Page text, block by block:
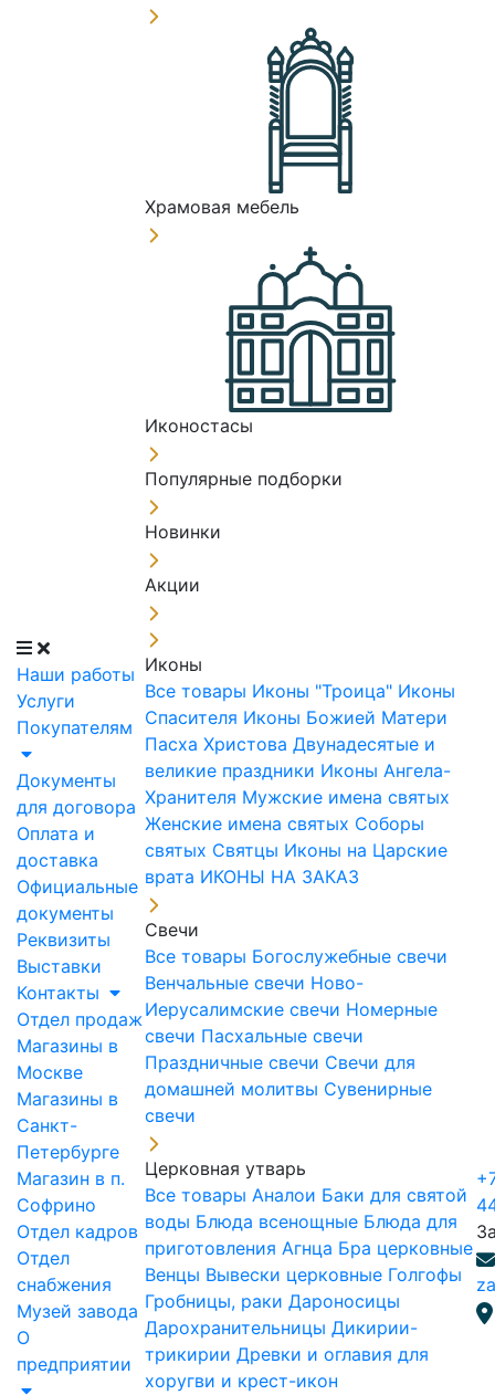
Наши работы
Услуги
Покупателям
Документы
для договора
Оплата и
доставка
Официальные
документы
Реквизиты
Выставки
Контакты
Отдел продаж
Магазины в
Москве
Магазины в
Санкт-
Петербурге
Магазин в п.
Софрино
Отдел кадров
Отдел
снабжения
Музей завода
О
предприятии
Храмовая мебель
Иконостасы
Популярные подборки
Новинки
Акции
Иконы
Все товары Иконы "Троица" Иконы
Спасителя Иконы Божией Матери
Пасха Христова Двунадесятые и
великие праздники Иконы Ангела-
Хранителя Мужские имена святых
Женские имена святых Соборы
святых Святцы Иконы на Царские
врата ИКОНЫ НА ЗАКАЗ
Свечи
Все товары Богослужебные свечи
Венчальные свечи Ново-
Иерусалимские свечи Номерные
свечи Пасхальные свечи
Праздничные свечи Свечи для
домашней молитвы Сувенирные
свечи
Церковная утварь
Все товары Аналои Баки для святой
воды Блюда всенощные Блюда для
приготовления Агнца Бра церковные
Венцы Вывески церковные Голгофы
Гробницы, раки Дароносицы
Дарохранительницы Дикирии-
трикирии Древки и оглавия для
хоругви и крест-икон